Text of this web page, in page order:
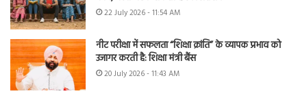
22 July 2026 - 11:54 AM
नीट परीक्षा में सफलता “शिक्षा क्रांति” के व्यापक प्रभाव को
उजागर करती है: शिक्षा मंत्री बैंस
20 July 2026 - 11:43 AM